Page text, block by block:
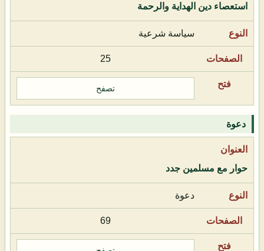
استعصاء دين الهداية والرحمة
سياسة شرعية
25
تصفح
دعوة
حوار مع مسلمين جدد
دعوة
69